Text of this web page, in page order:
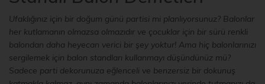
Ufaklığınız için bir doğum günü partisi mi planlıyorsunuz? Balonlar
her kutlamanın olmazsa olmazıdır ve çocuklar için bir sürü renkli
balondan daha heyecan verici bir şey yoktur! Ama hiç balonlarınızı
sergilemek için balon standları kullanmayı düşündünüz mü?
Sadece parti dekorunuza eğlenceli ve benzersiz bir dokunuş